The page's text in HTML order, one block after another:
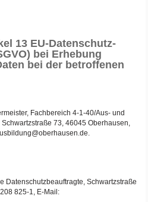
13 EU-Datenschutz-
bei Erhebung
bei der betroffenen
Fachbereich 4-1-40/Aus- und
73, 46045 Oberhausen,
Datenschutzbeauftragte, Schwartzstraße
825-1, E-Mail: